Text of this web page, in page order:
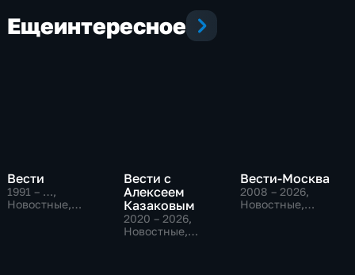
Ещеинтересное
Вести
1991 – …,
Новостные,
Вести с
Алексеем
Казаковым
2020 – 2026,
Новостные,
Вести-Москва
2008 – 2026,
Новостные,